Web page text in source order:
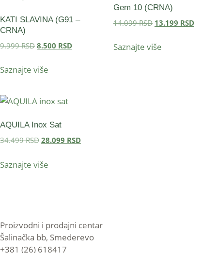
KATI SLAVINA (G91 –
CRNA)
9.999RSD 8.500 RSD
Saznajte više
Gem 10 (CRNA)
14.099RSD 13.199 RSD
Saznajte više
AQUILA Inox Sat
34.499RSD 28.099 RSD
Saznajte više
Proizvodni i prodajni centar
Šalinačka bb, Smederevo
+381 (26) 618417